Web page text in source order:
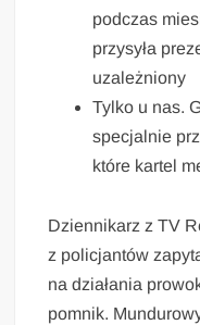
podczas
przysyła
uzależniony
Tylko u nas.
specjalnie
które kartel
Dziennikarz z TV
z policjantów
na działania
pomnik.